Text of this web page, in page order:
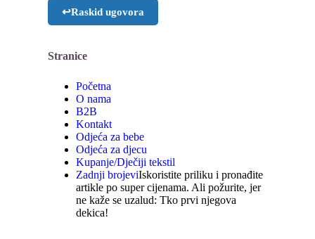
↩Raskid ugovora
Stranice
Početna
O nama
B2B
Kontakt
Odjeća za bebe
Odjeća za djecu
Kupanje/Dječiji tekstil
Zadnji brojeviIskoristite priliku i pronađite
artikle po super cijenama. Ali požurite, jer
ne kaže se uzalud: Tko prvi njegova
dekica!